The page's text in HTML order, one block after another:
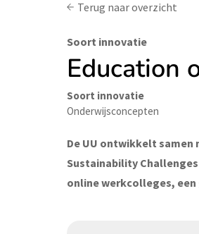
Terug naar overzicht
Soort innovatie
Education
Soort innovatie
Onderwijsconcepten
De UU ontwikkelt samen
Sustainability
online werkcolleges,